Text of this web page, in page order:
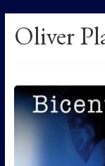
Oliver